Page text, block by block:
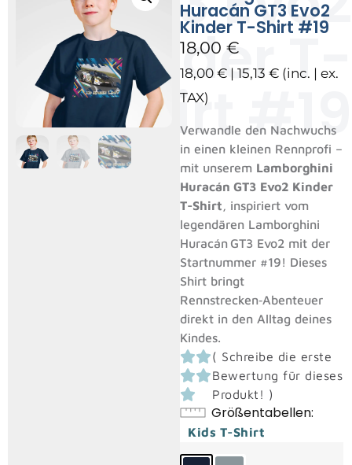
Kinder T-
Shirt #19
Huracán GT3 Evo2
Kinder T-Shirt #19
18,00€
18,00€ |15,13€ (inc. | ex.
TAX)
Verwandle den Nachwuchs
in einen kleinen Rennprofi –
mit unserem Lamborghini
Huracán GT3 Evo2 Kinder
T-Shirt, inspiriert vom
legendären Lamborghini
Huracán GT3 Evo2 mit der
Startnummer #19! Dieses
Shirt bringt
Rennstrecken‑Abenteuer
direkt in den Alltag deines
Kindes.
( Schreibe die erste
Bewertung für dieses
Produkt! )
Größentabellen
Kids T-Shirt